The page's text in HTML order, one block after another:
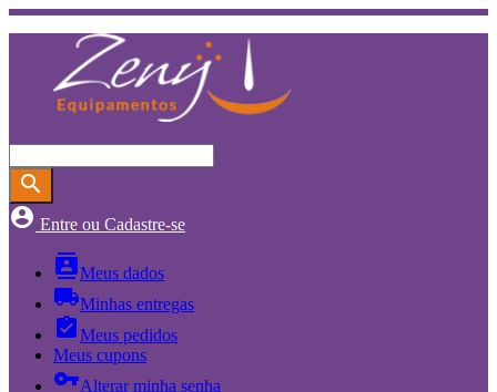
search
account_circle Entre ou Cadastre-se
contactsMeus dados
local_shippingMinhas entregas
assignment_turned_inMeus pedidos
Meus cupons
vpn_keyAlterar minha senha